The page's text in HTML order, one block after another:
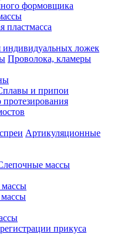
формовщика
пластмасса
индивидуальных ложек
Проволока, кламеры
и припои
Артикуляционные
массы
прикуса